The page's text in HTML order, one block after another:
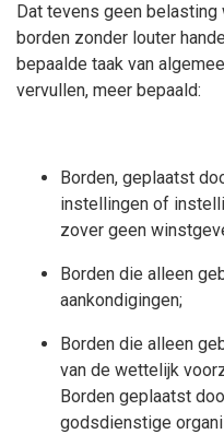
Dat tevens geen belasting
borden zonder louter
bepaalde taak van
vervullen, meer bepaald:
Borden, geplaatst
instellingen of
zover geen
Borden die alleen
aankondigingen;
Borden die alleen
van de wettelijk
Borden geplaatst
godsdienstige